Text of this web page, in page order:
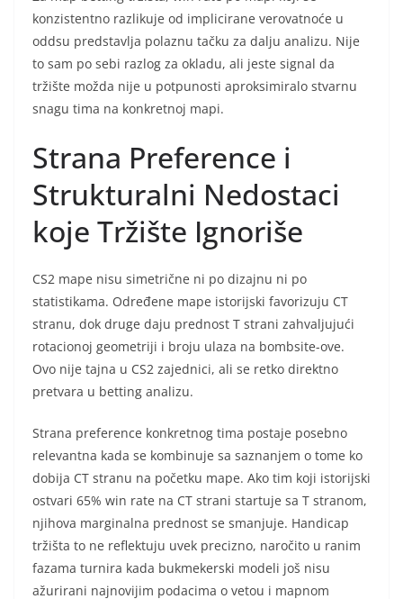
konzistentno razlikuje od implicirane verovatnoće u
oddsu predstavlja polaznu tačku za dalju analizu. Nije
to sam po sebi razlog za okladu, ali jeste signal da
tržište možda nije u potpunosti aproksimiralo stvarnu
snagu tima na konkretnoj mapi.
Strana Preference i
Strukturalni Nedostaci
koje Tržište Ignoriše
CS2 mape nisu simetrične ni po dizajnu ni po
statistikama. Određene mape istorijski favorizuju CT
stranu, dok druge daju prednost T strani zahvaljujući
rotacionoj geometriji i broju ulaza na bombsite-ove.
Ovo nije tajna u CS2 zajednici, ali se retko direktno
pretvara u betting analizu.
Strana preference konkretnog tima postaje posebno
relevantna kada se kombinuje sa saznanjem o tome ko
dobija CT stranu na početku mape. Ako tim koji istorijski
ostvari 65% win rate na CT strani startuje sa T stranom,
njihova marginalna prednost se smanjuje. Handicap
tržišta to ne reflektuju uvek precizno, naročito u ranim
fazama turnira kada bukmekerski modeli još nisu
ažurirani najnovijim podacima o vetou i mapnom